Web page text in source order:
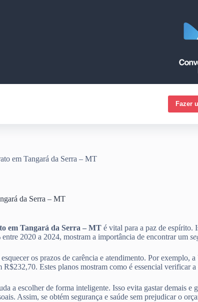
Fazer
em Tangará da Serra – MT
da Serra – MT
em Tangará da Serra – MT é vital para a paz de espírito.
2020 a 2024, mostram a importância de encontrar um
os prazos de carência e atendimento. Por
Estes planos mostram como é essencial verificar
a escolher de forma inteligente. Isso evita gastar demais
Assim, se obtém segurança e saúde sem prejudicar o